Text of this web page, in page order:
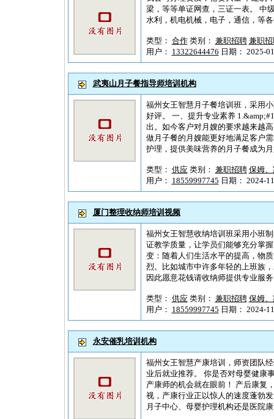
梁，等等单证网查，三证一表。 中
水利，机电机械，电子，通信，等
类型： 合作类别： 兼职招聘 兼职招
用户： 13322644476 日期： 2025-
武夷山月子餐指导师培训机构
福州女王智慧月子餐培训班，采用
好评。 一、提升专业素养
出。如今客户对月嫂的要求越来越
做月子餐的月嫂能更好地满足客户
护理，提供美味营养的月子餐成为
类型： 供应类别： 兼职招聘 保姆
用户： 18559997745 日期： 2024-
厦门整理收纳师培训视频
福州女王智慧收纳培训班采用小班
证教学质量，让学员们能够充分掌
变：随着人们生活水平的提高，物
烈。比如城市中许多年轻的上班族
因此愿意花钱请收纳师提供专业服
类型： 供应类别： 兼职招聘 保姆
用户： 18559997745 日期： 2024-
永安催乳培训机构
福州女王智慧产康培训，师资团队
业后就业推荐。 你是否对母婴健康
产康师的机会就在眼前！ 产后康复
视，产康行业正以惊人的速度蓬勃
月子中心、母婴护理机构还是医院